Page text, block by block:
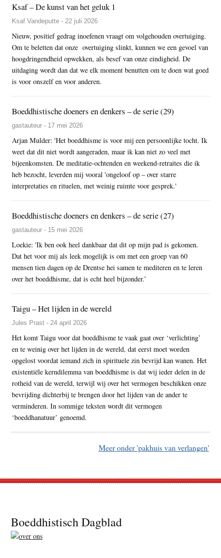
Ksaf – De kunst van het geluk 1
Ksaf Vandeputte - 22 juli 2026
Nieuw, positief gedrag inoefenen vraagt om volgehouden overtuiging.
Om te beletten dat onze overtuiging slinkt, kunnen we een gevoel van
hoogdringendheid opwekken, als besef van onze eindigheid. De
uitdaging wordt dan dat we elk moment benutten om te doen wat goed
is voor onszelf en voor anderen.
Boeddhistische doeners en denkers – de serie (29)
gastauteur - 17 mei 2026
Arjan Mulder: 'Het boeddhisme is voor mij een persoonlijke tocht. Ik
weet dat dit niet wordt aangeraden, maar ik kan niet zo veel met
bijeenkomsten. De meditatie-ochtenden en weekend-retraites die ik
heb bezocht, leverden mij vooral 'ongeloof op – over starre
interpretaties en rituelen, met weinig ruimte voor gesprek.'
Boeddhistische doeners en denkers – de serie (27)
gastauteur - 15 mei 2026
Loekie: 'Ik ben ook heel dankbaar dat dit op mijn pad is gekomen.
Dat het voor mij als leek mogelijk is om met een groep van 60
mensen tien dagen op de Drentse hei samen te mediteren en te leren
over het boeddhisme, dat is echt heel bijzonder.’
Taigu – Het lijden in de wereld
Jules Prast - 24 april 2026
Het komt Taigu voor dat boeddhisme te vaak gaat over ‘verlichting’
en te weinig over het lijden in de wereld, dat eerst moet worden
opgelost voordat iemand zich in spirituele zin bevrijd kan wanen. Het
existentiële kerndilemma van boeddhisme is dat wij ieder delen in de
rotheid van de wereld, terwijl wij over het vermogen beschikken onze
bevrijding dichterbij te brengen door het lijden van de ander te
verminderen. In sommige teksten wordt dit vermogen
‘boeddhanatuur’ genoemd.
Meer onder 'pakhuis van verlangen'
Footer
Boeddhistisch Dagblad